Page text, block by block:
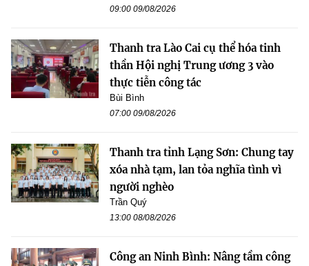
09:00 09/08/2026
Thanh tra Lào Cai cụ thể hóa tinh
thần Hội nghị Trung ương 3 vào
thực tiễn công tác
Bùi Bình
07:00 09/08/2026
Thanh tra tỉnh Lạng Sơn: Chung tay
xóa nhà tạm, lan tỏa nghĩa tình vì
người nghèo
Trần Quý
13:00 08/08/2026
Công an Ninh Bình: Nâng tầm công